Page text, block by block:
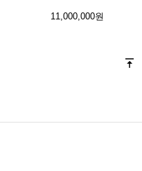
11,000,000원